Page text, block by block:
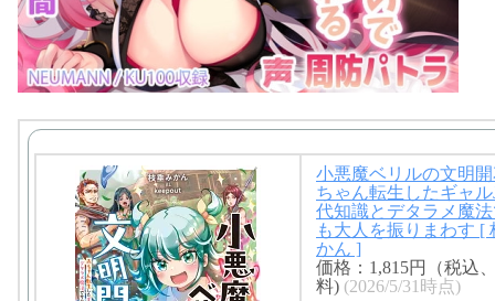
小悪魔ベリルの文明
ちゃん転生したギャ
代知識とデタラメ魔
も大人を振りまわす
かん ]
価格：1,815円（税込
料) (2026/5/31時点)